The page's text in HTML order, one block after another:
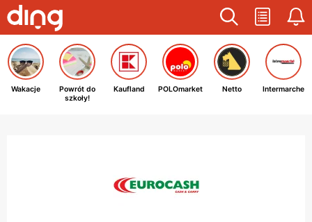
Wakacje
Powrót do
szkoły!
Kaufland POLOmarket Netto Intermarche